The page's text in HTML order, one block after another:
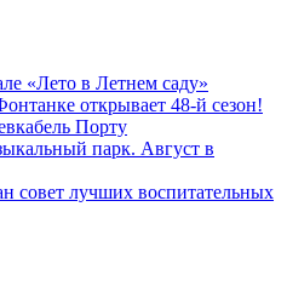
«Лето в Летнем саду»
открывает 48-й сезон!
Порту
парк. Август в
совет лучших воспитательных